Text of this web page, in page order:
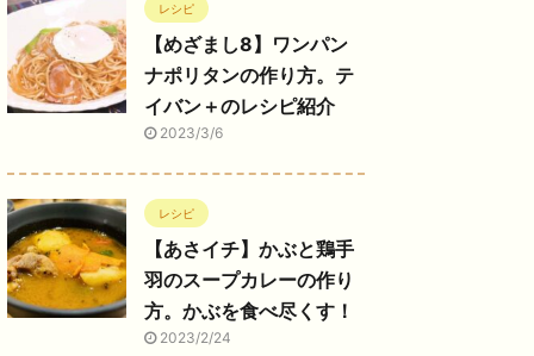
レシピ
【めざまし8】ワンパン
ナポリタンの作り方。テ
イバン＋のレシピ紹介
2023/3/6
レシピ
【あさイチ】かぶと鶏手
羽のスープカレーの作り
方。かぶを食べ尽くす！
2023/2/24